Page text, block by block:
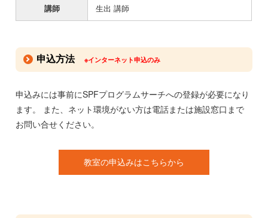
講師 生出 講師
申込方法※インターネット申込のみ
申込みには事前にSPFプログラムサーチへの登録が必要になり
ます。 また、ネット環境がない方は電話または施設窓口まで
お問い合せください。
教室の申込みはこちらから